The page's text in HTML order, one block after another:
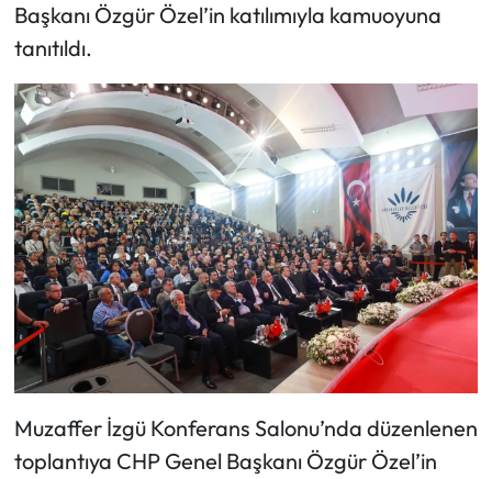
Başkanı Özgür Özel’in katılımıyla kamuoyuna
tanıtıldı.
Muzaffer İzgü Konferans Salonu’nda düzenlenen
toplantıya CHP Genel Başkanı Özgür Özel’in